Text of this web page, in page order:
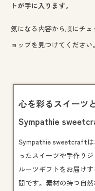
トが手に入ります。
気になる内容から順にチ
ョップを見つけてください。
心を彩るスイーツ
Sympathie
Sympathie sweetcraft
ったスイーツや手作り
ルーツギフトをお届け
間です。素材の持つ自